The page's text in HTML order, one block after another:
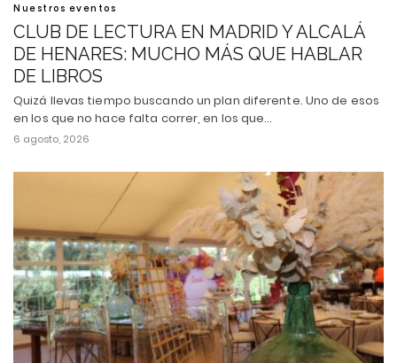
Nuestros eventos
CLUB DE LECTURA EN MADRID Y ALCALÁ
DE HENARES: MUCHO MÁS QUE HABLAR
DE LIBROS
Quizá llevas tiempo buscando un plan diferente. Uno de esos
en los que no hace falta correr, en los que…
6 agosto, 2026